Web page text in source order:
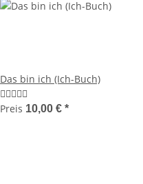
Das bin ich (Ich-Buch)
Preis 10,00 € *